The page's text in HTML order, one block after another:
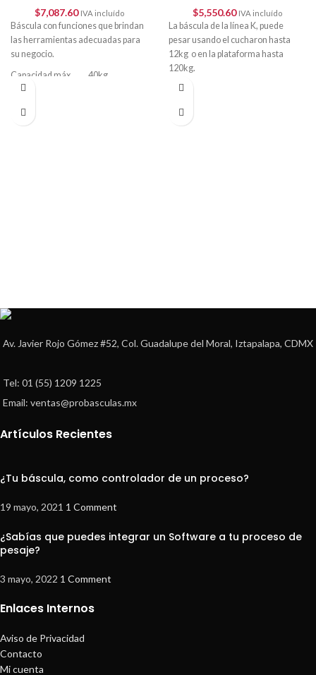
$7,087.60 IVA incluído
Báscula con funciones que brindan
las herramientas adecuadas para
su negocio.
Capacidad máx. 40kg
$5,550.60 IVA incluído
La báscula de la línea K, puede
pesar usando el cucharon hasta
12kg o en la plataforma hasta
120kg.
Capacidad máx. 120kg / 12 kg
División mínima 100gr / 10gr
Av. Javier Rojo Gómez #52, Col. Guadalupe del Moral, Iztapalapa, CDMX
Tel: 01 (55) 1209 1225
Email: ventas@probasculas.mx
Artículos Recientes
¿Tu báscula, como controlador de un proceso?
19 mayo, 2021 1 Comment
¿Sabías que puedes integrar un Software a tu proceso de
pesaje?
3 mayo, 2022 1 Comment
Enlaces Internos
Aviso de Privacidad
Contacto
Mi cuenta